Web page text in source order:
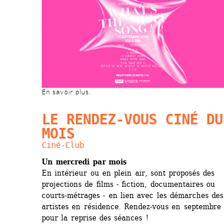
En savoir plus.
LE RENDEZ-VOUS CINÉ DU
MOIS
Ciné-Club
Un mercredi par mois
En intérieur ou en plein air, sont proposés des
projections de films - fiction, documentaires ou
courts-métrages - en lien avec les démarches des
artistes en résidence. Rendez-vous en septembre
pour la reprise des séances !